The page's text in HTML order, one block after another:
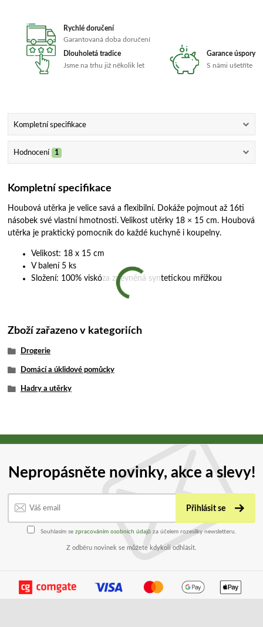
Rychlé doručení
Garantovaná doba doručení
Dlouholetá tradice
Jsme na trhu již několik let
Garance úspory
S námi ušetříte
Kompletní specifikace
Hodnocení 1
Kompletní specifikace
Houbová utěrka je velice savá a flexibilní. Dokáže pojmout až 16ti
násobek své vlastní hmotnosti. Velikost utěrky 18 × 15 cm. Houbová
utěrka je praktický pomocník do každé kuchyně i koupelny.
Velikost: 18 x 15 cm
V balení 5 ks
Složení: 100% viskóza zpevněná syntetickou mřížkou
Zboží zařazeno v kategoriích
Drogerie
Domácí a úklidové pomůcky
Hadry a utěrky
Nepropásněte novinky, akce a slevy!
Přihlásit se
Souhlasím se zpracováním osobních údajů za účelem rozesílky newsletteru.
Z odběru novinek se můžete kdykoli odhlásit.